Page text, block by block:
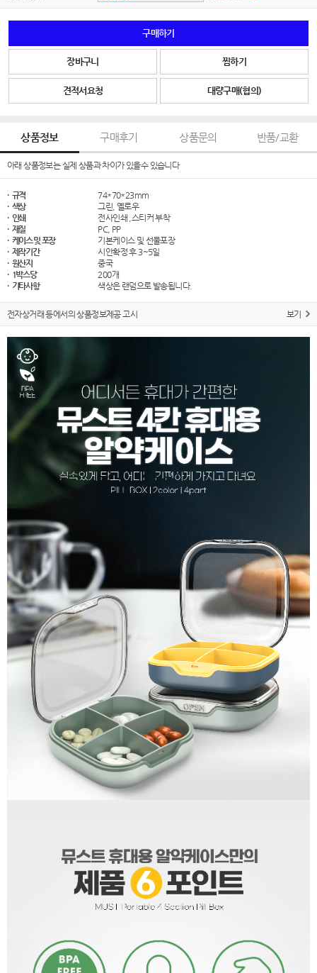
구매하기
장바구니 찜하기
견적서요청 대량구매(협의)
상품정보 구매후기 상품문의 반품/교환
아래 상품정보는 실제 상품과 차이가 있을수 있습니다
· 규격
74*70*23mm
· 색상
그린, 옐로우
· 인쇄
전사인쇄 ,스티커 부착
· 재질
PC, PP
· 케이스 및 포장
기본케이스 및 선물포장
· 제작기간
시안확정 후 3~5일
· 원산지
중국
· 1박스당
200개
· 기타사항
색상은 랜덤으로 발송됩니다.
전자상거래 등에서의 상품정보제공 고시 보기